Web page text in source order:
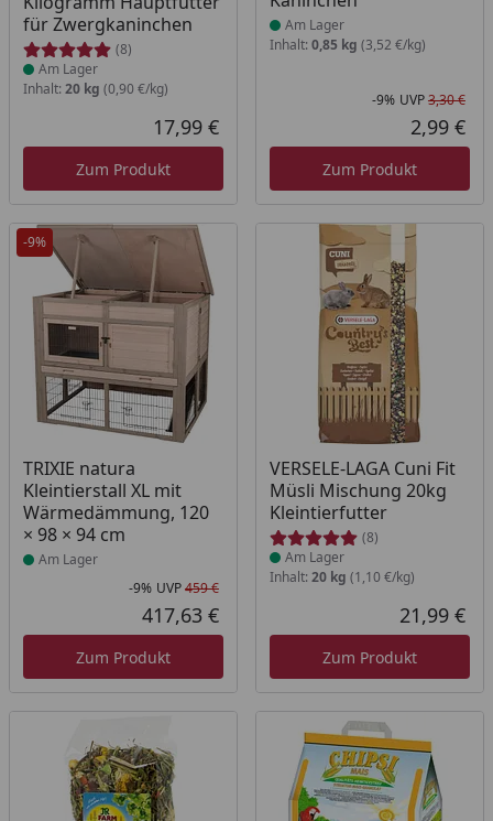
für Zwergkaninchen
(8)
Am Lager
Inhalt: 20 kg (0,90 €/kg)
Aktueller Preis
17,99 €
Zum Produkt
Am Lager
Inhalt: 0,85 kg (3,52 €/kg)
-9% UVP3,30 €
2,99 €
Zum Produkt
-9%
TRIXIE natura
Kleintierstall XL mit
Wärmedämmung, 120
× 98 × 94 cm
Produkt am Lager
Am Lager
Rabatt in Prozent
-9%
Ursprünglicher Preis
UVP459 €
Aktueller Preis
417,63 €
Zum Produkt
VERSELE-LAGA Cuni Fit
Müsli Mischung 20kg
Kleintierfutter
(8)
Produkt am Lager
Am Lager
Inhalt: 20 kg (1,10 €/kg)
21,99 €
Zum Produkt